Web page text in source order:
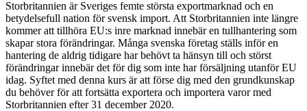
Storbritannien är Sveriges femte största exportmarknad och en
betydelsefull nation för svensk import. Att Storbritannien inte längre
kommer att tillhöra EU:s inre marknad innebär en tullhantering som
skapar stora förändringar. Många svenska företag ställs inför en
hantering de aldrig tidigare har behövt ta hänsyn till och störst
förändringar innebär det för dig som inte har försäljning utanför EU
idag. Syftet med denna kurs är att förse dig med den grundkunskap
du behöver för att fortsätta exportera och importera varor med
Storbritannien efter 31 december 2020.